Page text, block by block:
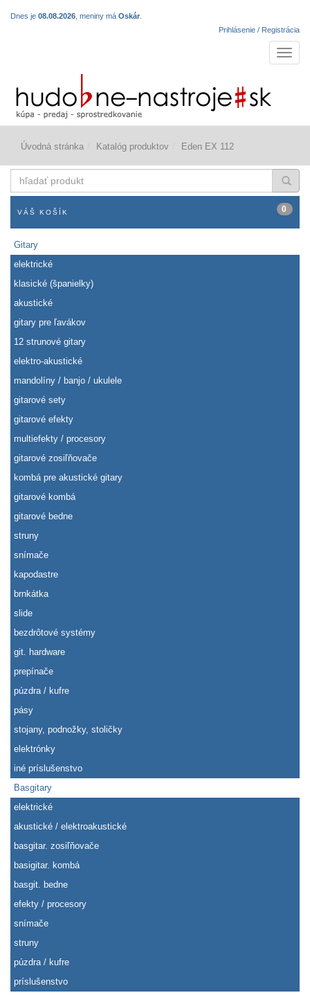
Dnes je 08.08.2026 , meniny má Oskár
Prihlásenie / Registrácia
Úvodná stránka Katalóg produktov Eden EX 112
produkt
VÁŠ KOŠÍK 0
Gitary
elektrické
klasické (španielky)
akustické
gitary pre ľavákov
12 strunové gitary
elektro-akustické
mandolíny / banjo / ukulele
gitarové sety
gitarové efekty
multiefekty / procesory
gitarové zosiľňovače
kombá pre akustické gitary
gitarové kombá
gitarové bedne
struny
snímače
kapodastre
brnkátka
slide
bezdrôtové systémy
git. hardware
prepínače
púzdra / kufre
pásy
stojany, podnožky, stoličky
elektrónky
iné príslušenstvo
Basgitary
elektrické
akustické / elektroakustické
basgitar. zosiľňovače
basigitar. kombá
basgit. bedne
efekty / procesory
snímače
struny
púzdra / kufre
príslušenstvo